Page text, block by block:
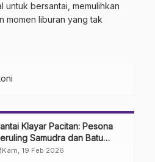
untuk bersantai, memulihkan
momen liburan yang tak
Klayar Pacitan: Pesona
Samudra dan Batu
Kam, 19 Feb 2026